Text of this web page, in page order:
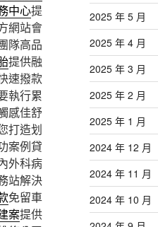
中心提
網站會
隊高品
提供融
速撥款
執行累
感佳舒
打造划
案例貸
外科病
站解決
免留車
案提供
2025 年 5 月
2025 年 4 月
2025 年 3 月
2025 年 2 月
2025 年 1 月
2024 年 12 月
2024 年 11 月
2024 年 10 月